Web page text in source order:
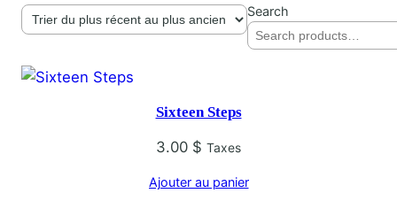
Search
Sixteen Steps
3.00 $ Taxes
Ajouter au panier